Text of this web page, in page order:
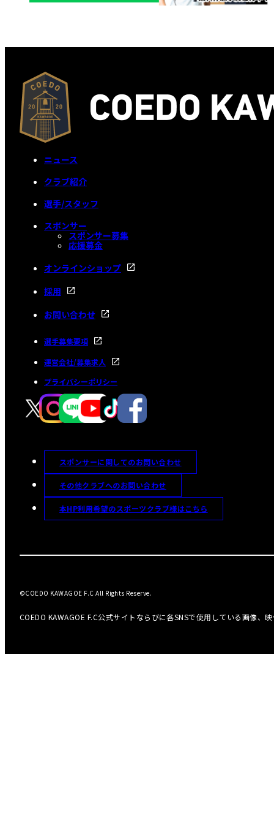
ニュース
クラブ紹介
選手/スタッフ
スポンサー
スポンサー募集
応援募金
オンラインショップ
採用
お問い合わせ
選手募集要項
運営会社/募集求人
プライバシーポリシー
スポンサーに関してのお問い合わせ
その他クラブへのお問い合わせ
本HP利用希望のスポーツクラブ様はこちら
COEDO KAWAGOE F.C公式サイトならびに各SNSで使用している画像、
©COEDO KAWAGOE F.C All Rights Reserve.